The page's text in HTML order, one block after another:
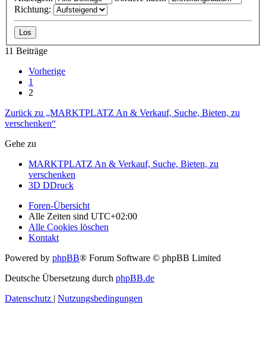
Richtung:
11 Beiträge
Vorherige
1
2
Zurück zu „MARKTPLATZ An & Verkauf, Suche, Bieten, zu
verschenken“
Gehe zu
MARKTPLATZ An & Verkauf, Suche, Bieten, zu
verschenken
3D DDruck
Foren-Übersicht
Alle Zeiten sind UTC+02:00
Alle Cookies löschen
Kontakt
Powered by phpBB® Forum Software © phpBB Limited
Deutsche Übersetzung durch phpBB.de
Datenschutz | Nutzungsbedingungen